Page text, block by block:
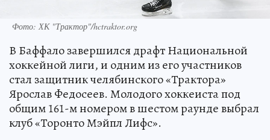
Фото: ХК "Трактор"/hctraktor.org
В Баффало завершился драфт Национальной
хоккейной лиги, и одним из его участников
стал защитник челябинского «Трактора»
Ярослав Федосеев. Молодого хоккеиста под
общим 161-м номером в шестом раунде выбрал
клуб «Торонто Мэйпл Лифс».